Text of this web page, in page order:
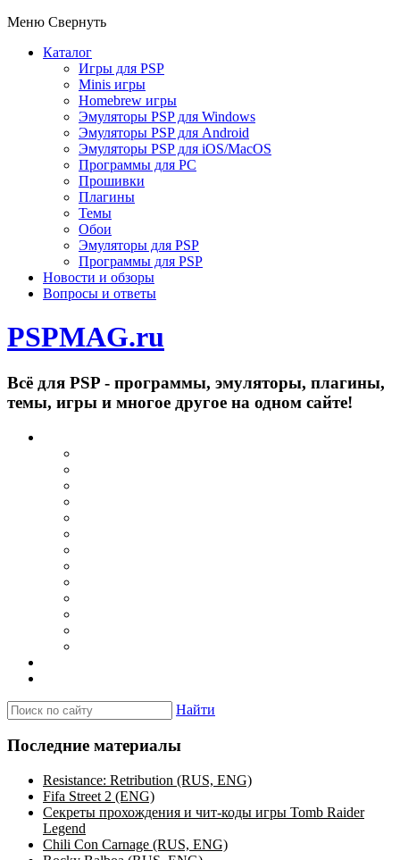
Меню Свернуть
Каталог
Игры для PSP
Minis игры
Homebrew игры
Эмуляторы PSP для Windows
Эмуляторы PSP для Android
Эмуляторы PSP для iOS/MacOS
Программы для PC
Прошивки
Плагины
Темы
Обои
Эмуляторы для PSP
Программы для PSP
Новости и обзоры
Вопросы и ответы
PSPMAG.ru
Всё для PSP - программы, эмуляторы, плагины,
темы, игры и многое другое на одном сайте!
Найти
Последние материалы
Resistance: Retribution (RUS, ENG)
Fifa Street 2 (ENG)
Секреты прохождения и чит-коды игры Tomb Raider
Legend
Chili Con Carnage (RUS, ENG)